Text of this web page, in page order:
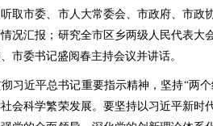
取市委、市人大常委会、市政府、市政
况汇报；研究全市区乡两级人民代表大
市委书记盛阅春主持会议并讲话。
习近平总书记重要指示精神，坚持“两
会科学繁荣发展。要坚持以习近平新时